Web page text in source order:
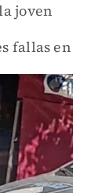
joven
fallas en
la